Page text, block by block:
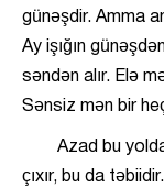
günəşdir. Amma
Ay işığın
səndən alır. Elə
Sənsiz mən bir
Azad bu
çıxır, bu da təbiidir.